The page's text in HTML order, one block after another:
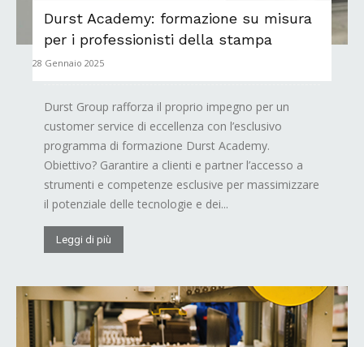
Durst Academy: formazione su misura
per i professionisti della stampa
28 Gennaio 2025
Durst Group rafforza il proprio impegno per un
customer service di eccellenza con l’esclusivo
programma di formazione Durst Academy.
Obiettivo? Garantire a clienti e partner l’accesso a
strumenti e competenze esclusive per massimizzare
il potenziale delle tecnologie e dei...
Leggi di più